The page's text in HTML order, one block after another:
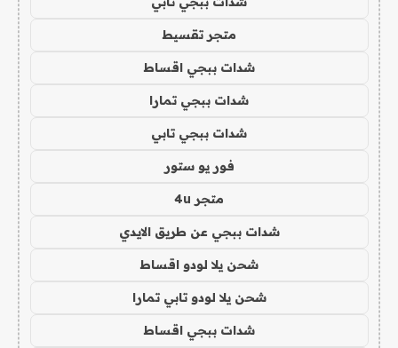
متجر تقسيط
شدات ببجي اقساط
شدات ببجي تمارا
شدات ببجي تابي
فور يو ستور
متجر 4u
شدات ببجي عن طريق الايدي
شحن يلا لودو اقساط
شحن يلا لودو تابي تمارا
شدات ببجي اقساط